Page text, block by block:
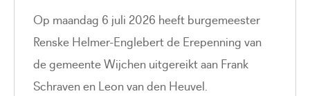
Op maandag 6 juli 2026 heeft burgemeester
Renske Helmer-Englebert de Erepenning van
de gemeente Wijchen uitgereikt aan Frank
Schraven en Leon van den Heuvel.